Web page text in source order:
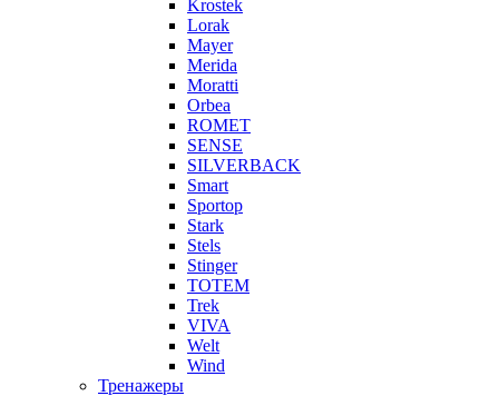
Krostek
Lorak
Mayer
Merida
Moratti
Orbea
ROMET
SENSE
SILVERBACK
Smart
Sportop
Stark
Stels
Stinger
TOTEM
Trek
VIVA
Welt
Wind
Тренажеры